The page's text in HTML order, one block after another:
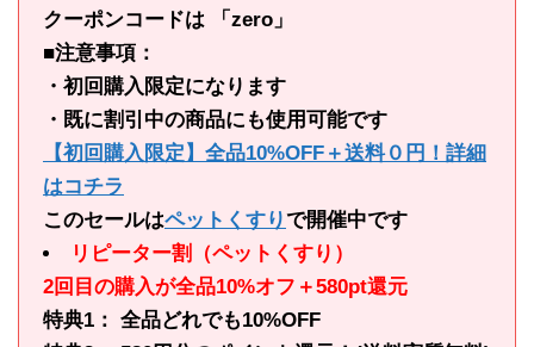
クーポンコードは 「zero」
■注意事項：
・初回購入限定になります
・既に割引中の商品にも使用可能です
【初回購入限定】全品10%OFF＋送料０円！詳細
はコチラ
このセールはペットくすりで開催中です
リピーター割（ペットくすり）
2回目の購入が全品10%オフ＋580pt還元
特典1： 全品どれでも10%OFF